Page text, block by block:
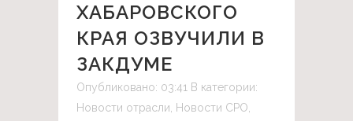
ХАБАРОВСКОГО
КРАЯ ОЗВУЧИЛИ В
ЗАКДУМЕ
Опубликовано: 03:41 В категории:
Новости отрасли
Новости СРО